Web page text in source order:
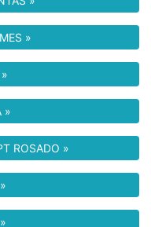
»
»
ROSADO »